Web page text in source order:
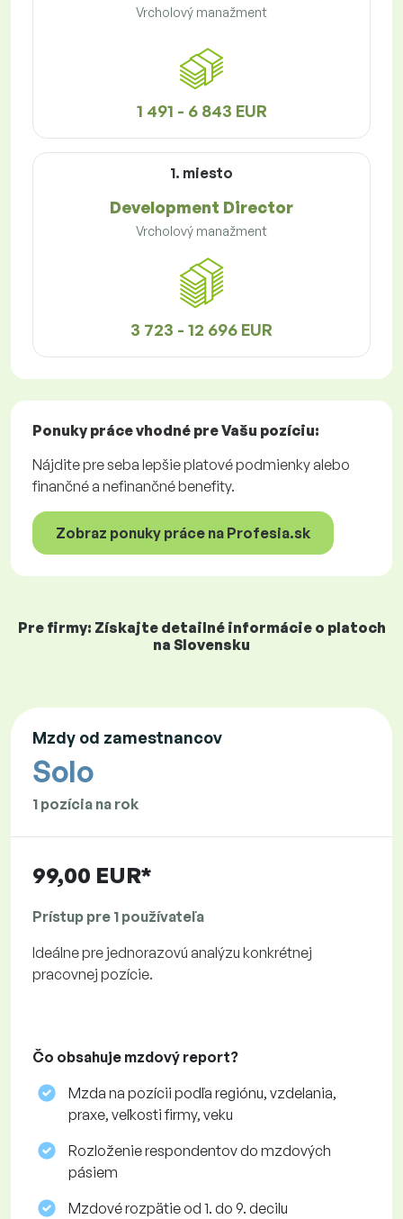
Vrcholový manažment
1 491 - 6 843 EUR
1. miesto
Development Director
Vrcholový manažment
3 723 - 12 696 EUR
Ponuky prácevhodné pre Vašu pozíciu:
Nájdite pre seba lepšie platové podmienky alebo
finančné a nefinančné benefity.
Zobraz ponuky práce na Profesia.sk
Pre firmy: Získajte detailné informácie o platoch
na Slovensku
Mzdy od zamestnancov
Solo
1 pozícia na rok
99,00 EUR*
Prístup pre 1 používateľa
Ideálne pre jednorazovú analýzu konkrétnej
pracovnej pozície.
Čo obsahuje mzdový report?
Mzda na pozícii podľa regiónu, vzdelania,
praxe, veľkosti firmy, veku
Rozloženie respondentov do mzdových
pásiem
Mzdové rozpätie od 1. do 9. decilu